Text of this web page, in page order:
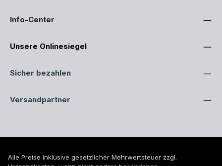
Info-Center
Unsere Onlinesiegel
Sicher bezahlen
Versandpartner
Alle Preise inklusive gesetzlicher Mehrwertsteuer zzgl.